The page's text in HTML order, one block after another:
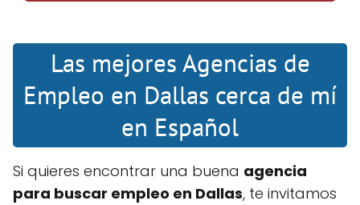
Las mejores Agencias de
Empleo en Dallas cerca de mí
en Español
Si quieres encontrar una buena agencia
para buscar empleo en Dallas, te invitamos